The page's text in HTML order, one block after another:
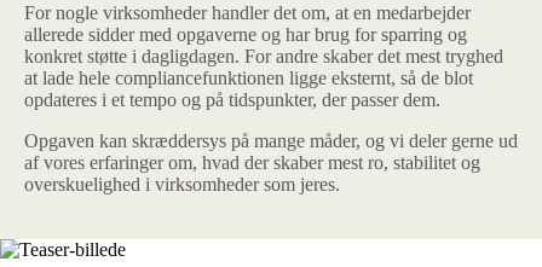
For nogle virksomheder handler det om, at en medarbejder
allerede sidder med opgaverne og har brug for sparring og
konkret støtte i dagligdagen. For andre skaber det mest tryghed
at lade hele compliancefunktionen ligge eksternt, så de blot
opdateres i et tempo og på tidspunkter, der passer dem.
Opgaven kan skræddersys på mange måder, og vi deler gerne ud
af vores erfaringer om, hvad der skaber mest ro, stabilitet og
overskuelighed i virksomheder som jeres.